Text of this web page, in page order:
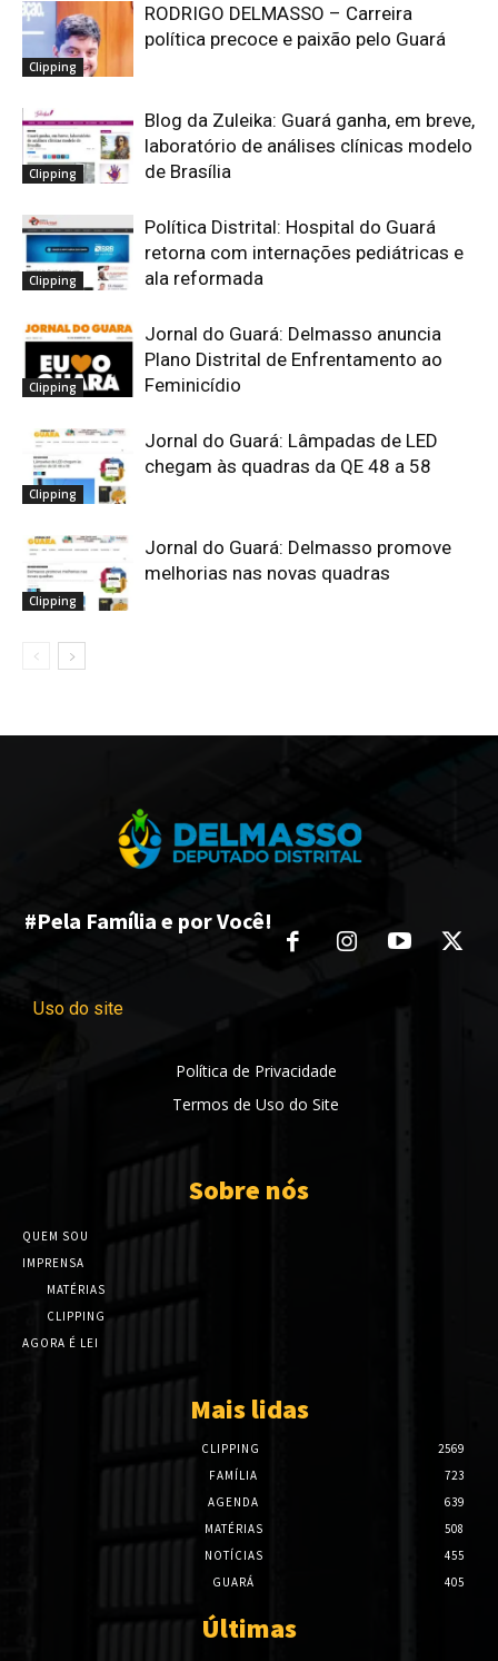
Clipping
RODRIGO DELMASSO – Carreira
política precoce e paixão pelo Guará
Clipping
Blog da Zuleika: Guará ganha, em breve,
laboratório de análises clínicas modelo
de Brasília
Clipping
Política Distrital: Hospital do Guará
retorna com internações pediátricas e
ala reformada
Clipping
Jornal do Guará: Delmasso anuncia
Plano Distrital de Enfrentamento ao
Feminicídio
Clipping
Jornal do Guará: Lâmpadas de LED
chegam às quadras da QE 48 a 58
Clipping
Jornal do Guará: Delmasso promove
melhorias nas novas quadras
#Pela Família e por Você!
Uso do site
Política de Privacidade
Termos de Uso do Site
Sobre nós
QUEM SOU
IMPRENSA
MATÉRIAS
CLIPPING
AGORA É LEI
Mais lidas
CLIPPING
2569
FAMÍLIA
723
AGENDA
639
MATÉRIAS
508
NOTÍCIAS
455
GUARÁ
405
Últimas